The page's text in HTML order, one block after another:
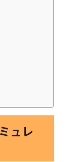
ュレ